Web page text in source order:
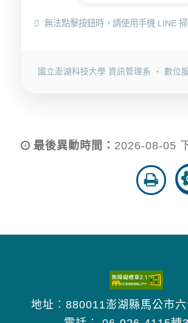
無法點擊按鈕時，請使用手機 LINE
國立澎湖科技大學 資訊管理系 ‧ 數位
最後異動時間： 2026-08-05
友
善
地址︰880011澎湖縣馬公市